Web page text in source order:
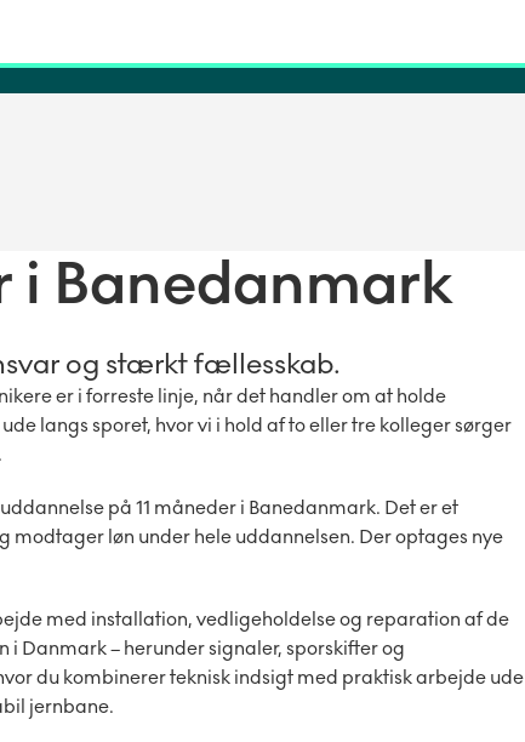
i Banedanmark
og stærkt fællesskab.
er i forreste linje, når det handler om at holde
langs sporet, hvor vi i hold af to eller tre kolleger sørger
på 11 måneder i Banedanmark. Det er et
modtager løn under hele uddannelsen. Der optages nye
med installation, vedligeholdelse og reparation af de
Danmark – herunder signaler, sporskifter og
du kombinerer teknisk indsigt med praktisk arbejde ude
jernbane.